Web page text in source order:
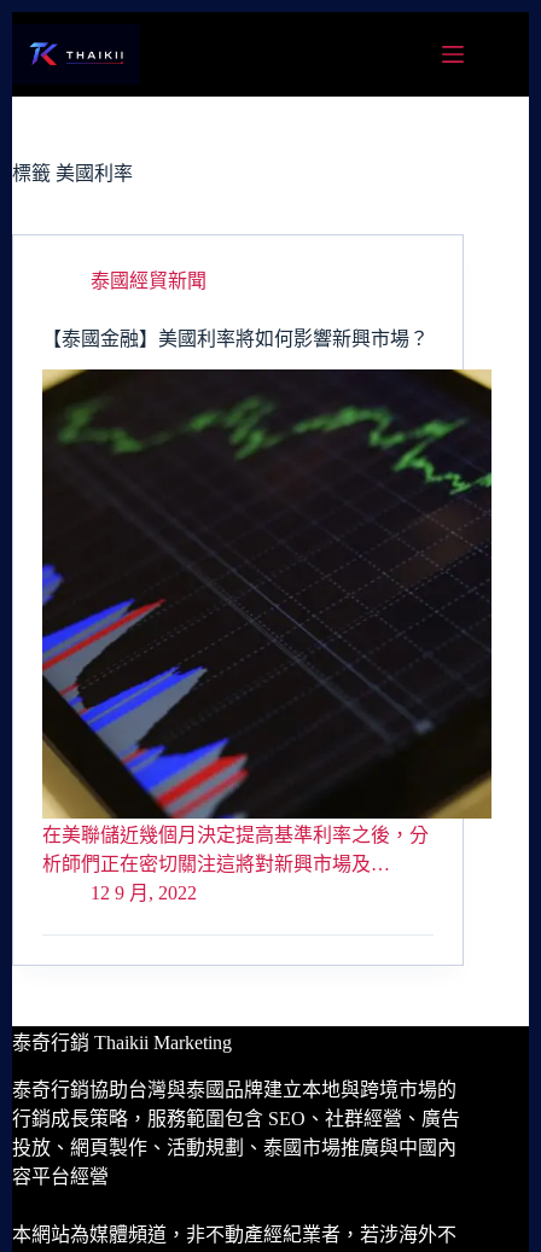
容
標籤 美國利率
泰國經貿新聞
【泰國金融】美國利率將如何影響新興市場？
在美聯儲近幾個月決定提高基準利率之後，分
析師們正在密切關注這將對新興市場及…
12 9 月, 2022
泰奇行銷 Thaikii Marketing
泰奇行銷協助台灣與泰國品牌建立本地與跨境市場的
行銷成長策略，服務範圍包含 SEO、社群經營、廣告
投放、網頁製作、活動規劃、泰國市場推廣與中國內
容平台經營
本網站為媒體頻道，非不動產經紀業者，若涉海外不